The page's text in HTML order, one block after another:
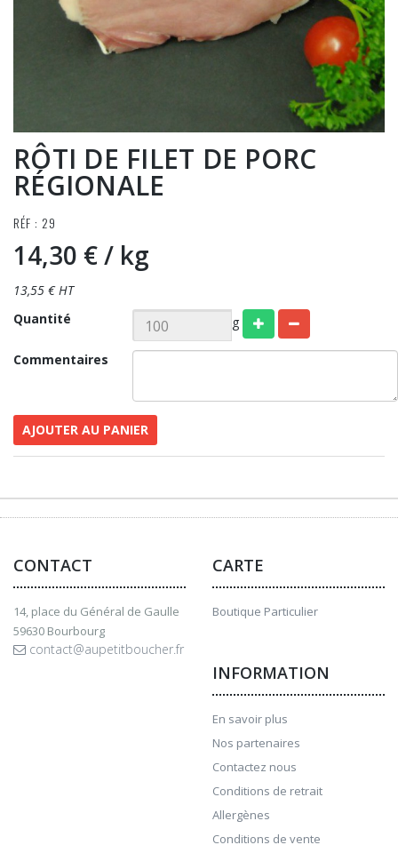
RÔTI DE FILET DE PORC
RÉGIONALE
RÉF : 29
14,30 €/ kg
13,55 € HT
Quantité
g
Commentaires
AJOUTER AU PANIER
CONTACT
14, place du Général de Gaulle
59630 Bourbourg
contact@aupetitboucher.fr
CARTE
Boutique Particulier
INFORMATION
En savoir plus
Nos partenaires
Contactez nous
Conditions de retrait
Allergènes
Conditions de vente